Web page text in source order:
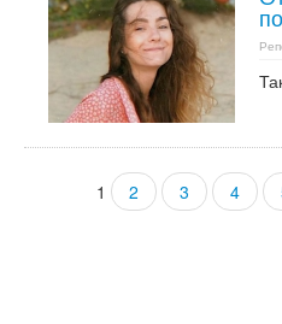
Страницы
1 2 3 4